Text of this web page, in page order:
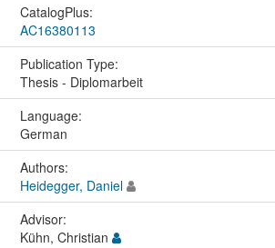
CatalogPlus:
AC16380113
Publication Type:
Thesis - Diplomarbeit
Language:
German
Authors:
Heidegger, Daniel
Advisor:
Kühn, Christian